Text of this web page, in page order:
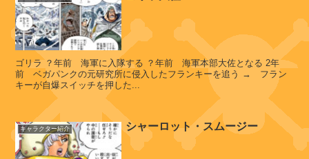
ー
ザ
ー
ク
ラ
ゴリラ ？年前 海軍に入隊する ？年前 海軍本部大佐となる 2年
前 ベガパンクの元研究所に侵入したフランキーを追う → フラン
キーが自爆スイッチを押した...
キャラクター紹介 シャーロット・スムージー